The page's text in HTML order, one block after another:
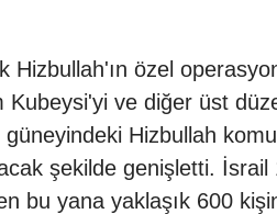
Hizbullah'ın özel
Kubeysi'yi ve diğer üst
Hizbullah
şekilde genişletti.
bu yana yaklaşık 600